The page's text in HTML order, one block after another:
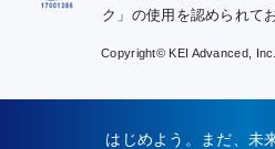
ク」の使用を認められて
Copyright© KEI Advanced,
はじめよう。まだ、未